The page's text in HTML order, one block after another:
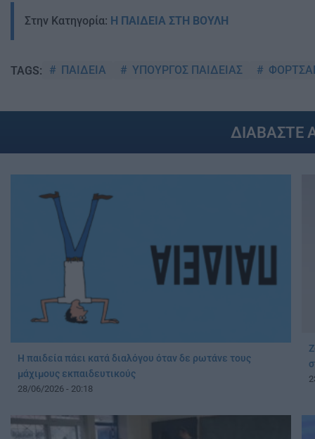
Στην Κατηγορία: Η ΠΑΙΔΕΙΑ ΣΤΗ ΒΟΥΛΗ
TAGS: ΠΑΙΔΕΙΑ ΥΠΟΥΡΓΟΣ ΠΑΙΔΕΙΑΣ
ΔΙΑΒΑΣΤΕ
Η παιδεία πάει κατά διαλόγου όταν δε ρωτάνε τους
μάχιμους εκπαιδευτικούς
28/06/2026 - 20:18